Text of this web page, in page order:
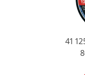
41